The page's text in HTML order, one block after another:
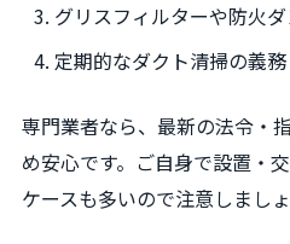
グリスフィルターや防火
定期的なダクト清掃の義務
専門業者なら、最新の法令・
め安心です。ご自身で設置・
ケースも多いので注意しましょ